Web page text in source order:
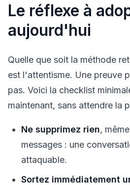
Le réflexe à
aujourd'hui
Quelle que soit la méthode
est l'attentisme. Une preuve
pas. Voici la checklist
maintenant, sans attendre la
Ne supprimez rien,
messages : une
attaquable.
Sortez immédiatement